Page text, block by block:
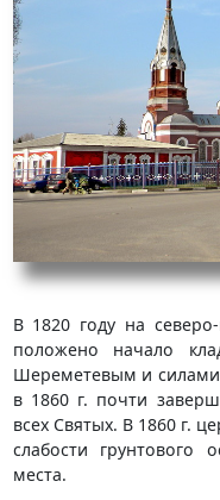
В 1820 году на
положено начало
Шереметевым и
в 1860 г. почти
всех Святых. В 1860 г.
слабости
места.